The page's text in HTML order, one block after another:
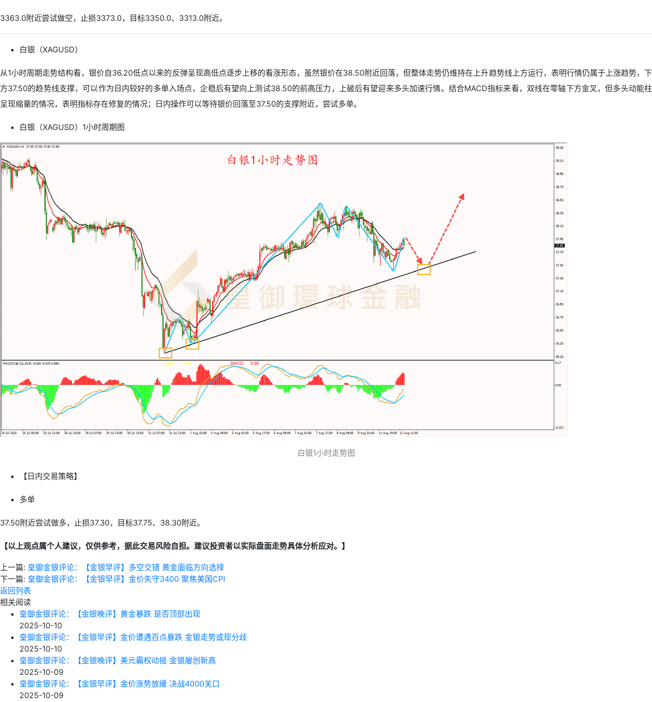
3363.0附近尝试做空，止损3373.0，目标3350.0、3313.0附近。
白银（XAGUSD）
从1小时周期走势结构看，银价自36.20低点以来的反弹呈现高低点逐步上移的看涨形态，虽然银价在38.50附近回落，但整体走势仍维持在上升趋势线上方运行，表明行情仍属于上涨趋势，下
方37.50的趋势线支撑，可以作为日内较好的多单入场点，企稳后有望向上测试38.50的前高压力，上破后有望迎来多头加速行情。结合MACD指标来看，双线在零轴下方金叉，但多头动能柱
呈现缩量的情况，表明指标存在修复的情况；日内操作可以等待银价回落至37.50的支撑附近，尝试多单。
白银（XAGUSD）1小时周期图
白银1小时走势图
【日内交易策略】
多单
37.50附近尝试做多，止损37.30，目标37.75、38.30附近。
【以上观点属个人建议，仅供参考，据此交易风险自担。建议投资者以实际盘面走势具体分析应对。】
上一篇: 皇御金银评论：【金银早评】多空交错 黄金面临方向选择
下一篇: 皇御金银评论：【金银早评】金价失守3400 聚焦美国CPI
返回列表
相关阅读
皇御金银评论：【金银晚评】黄金暴跌 是否顶部出现
2025-10-10
皇御金银评论：【金银早评】金价遭遇百点暴跌 金银走势或现分歧
2025-10-10
皇御金银评论：【金银晚评】美元霸权动摇 金银屡创新高
2025-10-09
皇御金银评论：【金银早评】金价涨势放缓 决战4000关口
2025-10-09